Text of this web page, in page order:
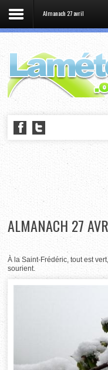
Almanach 27 avril
ALMANACH 27
À la Saint-Frédéric, tout est
sourient.